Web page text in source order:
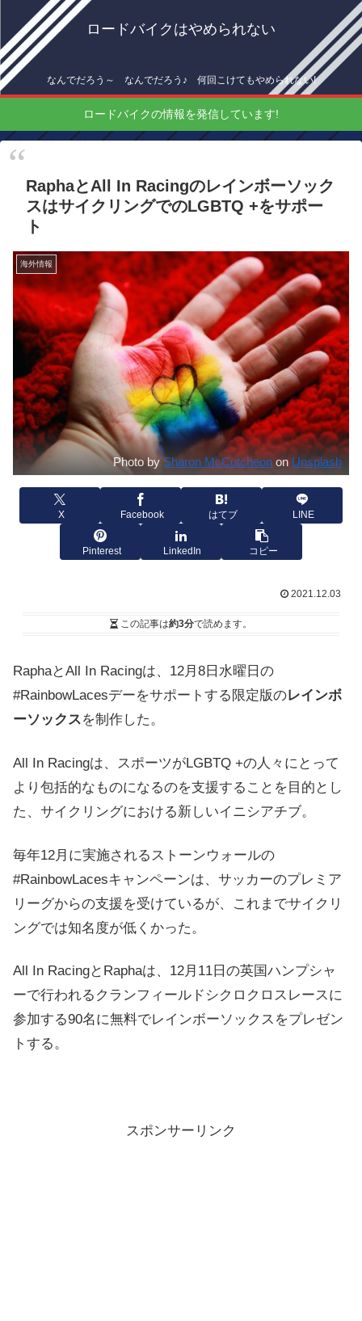
ロードバイクはやめられない
なんでだろう～ なんでだろう♪ 何回こけてもやめられない!
ロードバイクの情報を発信しています!
RaphaとAll In Racingのレインボーソック
スはサイクリングでのLGBTQ +をサポー
ト
海外情報
Photo by Sharon McCutcheonon Unsplash
X Facebook はてブ LINE
Pinterest LinkedIn コピー
2021.12.03
この記事は約3分で読めます。
RaphaとAll In Racingは、12月8日水曜日の
#RainbowLacesデーをサポートする限定版のレインボ
ーソックスを制作した。
All In Racingは、スポーツがLGBTQ +の人々にとって
より包括的なものになるのを支援することを目的とし
た、サイクリングにおける新しいイニシアチブ。
毎年12月に実施されるストーンウォールの
#RainbowLacesキャンペーンは、サッカーのプレミア
リーグからの支援を受けているが、これまでサイクリ
ングでは知名度が低くかった。
All In RacingとRaphaは、12月11日の英国ハンプシャ
ーで行われるクランフィールドシクロクロスレースに
参加する90名に無料でレインボーソックスをプレゼン
トする。
スポンサーリンク